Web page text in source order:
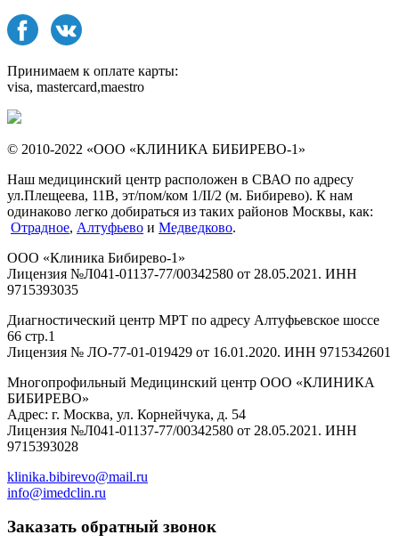
Принимаем к оплате карты:
visa, mastercard,maestro
© 2010-2022 «ООО «КЛИНИКА БИБИРЕВО-1»
Наш медицинский центр расположен в СВАО по адресу
ул.Плещеева, 11В, эт/пом/ком 1/II/2 (м. Бибирево). К нам
одинаково легко добираться из таких районов Москвы, как:
Отрадное, Алтуфьево и Медведково.
ООО «Клиника Бибирево-1»
Лицензия №Л041-01137-77/00342580 от 28.05.2021. ИНН
9715393035
Диагностический центр МРТ по адресу Алтуфьевское шоссе
66 стр.1
Лицензия № ЛО-77-01-019429 от 16.01.2020. ИНН 9715342601
Многопрофильный Медицинский центр ООО «КЛИНИКА
БИБИРЕВО»
Адрес: г. Москва, ул. Корнейчука, д. 54
Лицензия №Л041-01137-77/00342580 от 28.05.2021. ИНН
9715393028
klinika.bibirevo@mail.ru
info@imedclin.ru
Заказать обратный звонок